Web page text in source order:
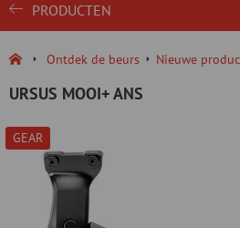
PRODUCTEN
Ontdek de beurs Nieuwe
URSUS MOOI+ ANS
GEAR